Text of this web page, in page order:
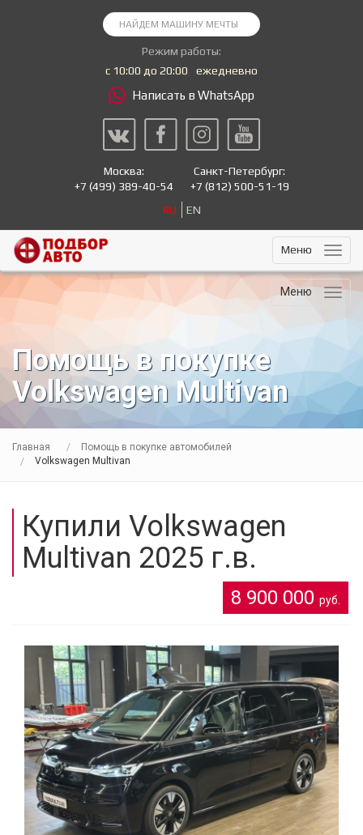
Режим работы:
с 10:00 до 20:00
ежедневно
Написать в WhatsApp
Москва:
+7 (499) 389-40-54
Санкт-Петербург:
+7 (812) 500-51-19
RU
EN
Меню
Меню
Помощь в покупке
Volkswagen Multivan
Главная
Помощь в покупке автомобилей
Volkswagen Multivan
Купили Volkswagen
Multivan 2025 г.в.
8 900 000 руб.